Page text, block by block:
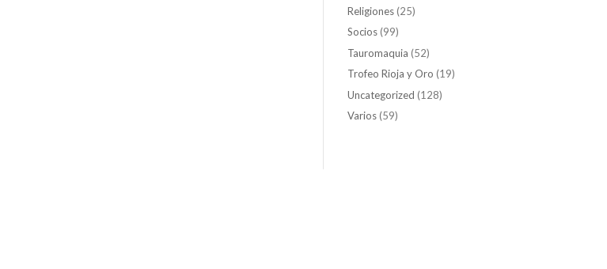
Religiones (25)
Socios (99)
Tauromaquia (52)
Trofeo Rioja y Oro (19)
Uncategorized (128)
Varios (59)